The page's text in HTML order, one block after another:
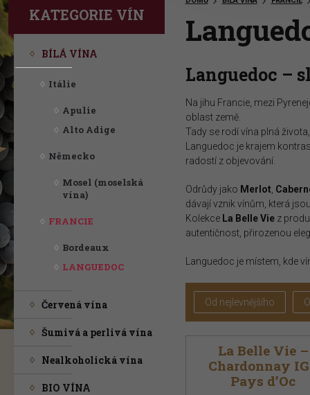
Vítejte na stránkách ProWine Group!
"Rozmanitý výběr vynikajících vín "
KATEGORIE VÍN
BÍLÁ VÍNA
Itálie
Apulie
Alto Adige
Německo
Mosel (moselská
vína)
FRANCIE
Bordeaux
LANGUEDOC
Červená vína
Šumivá a perlivá vína
Nealkoholická vína
BIO VÍNA
Languedoc –
Na jihu Francie, mezi
oblast země.
Tady se rodí vína plná
Languedoc je krajem
radostí z objevování.
Odrůdy jako Merlot
dávají vznik vínům, která
Kolekce La Belle Viez
autentičnost, přirozenou
Languedoc je místem, kde
Od nejlevnějšího
La Belle Vie –
Chardonnay
Pays d’Oc